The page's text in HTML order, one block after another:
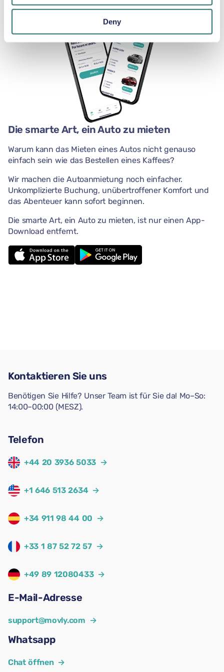
Deny
Die smarte Art, ein Auto zu mieten
Warum kann das Mieten eines Autos nicht genauso
einfach sein wie das Bestellen eines Kaffees?
Wir machen die Autoanmietung noch einfacher.
Unkomplizierte Buchung, unübertroffener Komfort und
das Abenteuer kann sofort beginnen.
Die smarte Art, ein Auto zu mieten, ist nur einen App-
Download entfernt.
Kontaktieren Sie uns
Benötigen Sie Hilfe? Unser Team ist für Sie da! Mo–So:
14:00–00:00 (MESZ).
Telefon
+44 20 3936 5033 →
+1 646 513 2634 →
+34 911 98 44 00 →
+33 1 87 52 72 57 →
+49 89 12080433 →
E-Mail-Adresse
support@movly.com →
Whatsapp
Chat öffnen →